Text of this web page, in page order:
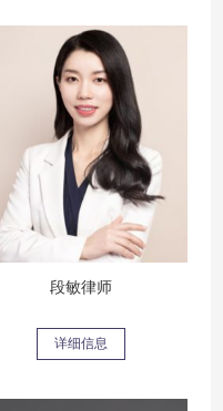
段敏律师
详细信息